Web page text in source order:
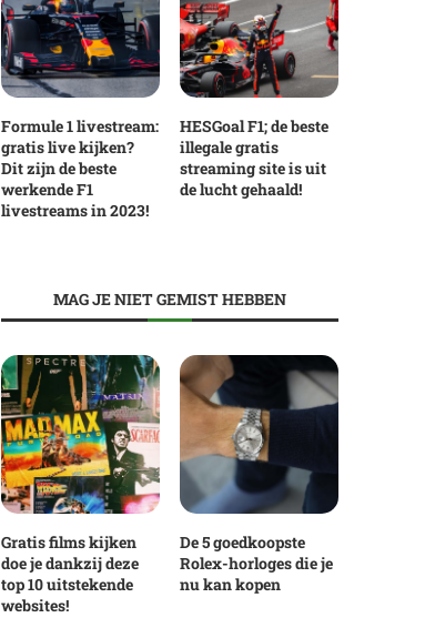
Formule 1 livestream:
gratis live kijken?
Dit zijn de beste
werkende F1
livestreams in 2023!
HESGoal F1; de beste
illegale gratis
streaming site is uit
de lucht gehaald!
MAG JE NIET GEMIST HEBBEN
Gratis films kijken
doe je dankzij deze
top 10 uitstekende
websites!
De 5 goedkoopste
Rolex-horloges die je
nu kan kopen